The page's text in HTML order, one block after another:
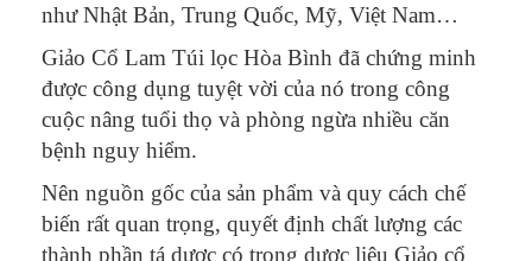
như Nhật Bản, Trung Quốc, Mỹ, Việt Nam…
Giảo Cổ Lam Túi lọc Hòa Bình đã chứng minh
được công dụng tuyệt vời của nó trong công
cuộc nâng tuổi thọ và phòng ngừa nhiều căn
bệnh nguy hiểm.
Nên nguồn gốc của sản phẩm và quy cách chế
biến rất quan trọng, quyết định chất lượng các
thành phần tá dược có trong dược liệu Giảo cổ